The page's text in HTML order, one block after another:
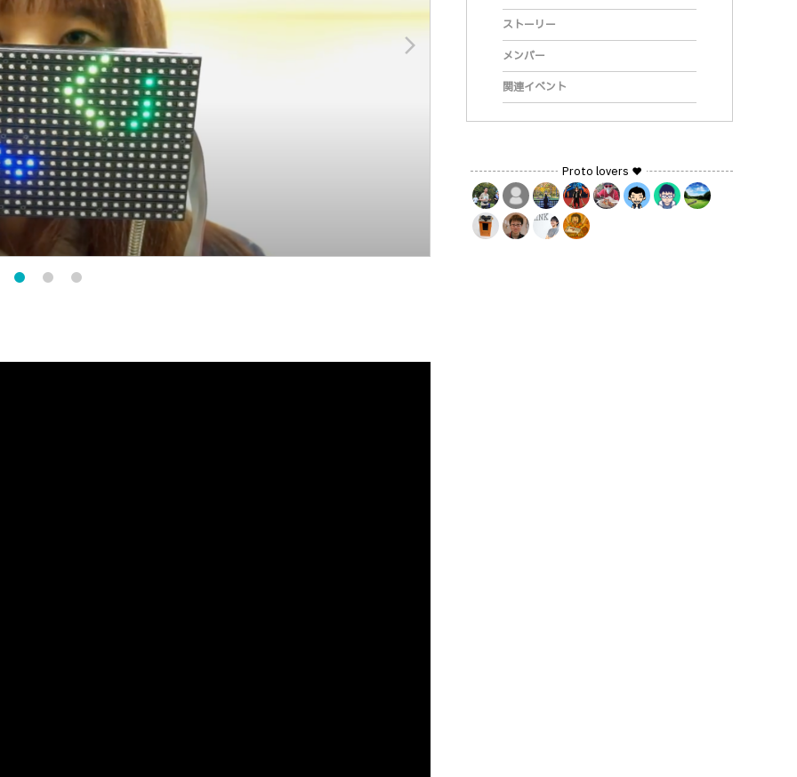
arrow_forward_ios
ストーリー
メンバー
関連イベント
Proto lovers ♥